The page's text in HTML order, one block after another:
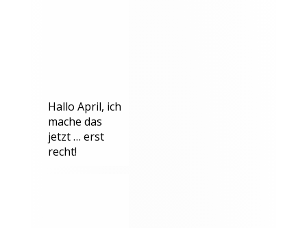
Hallo April, ich
mache das
jetzt … erst
recht!